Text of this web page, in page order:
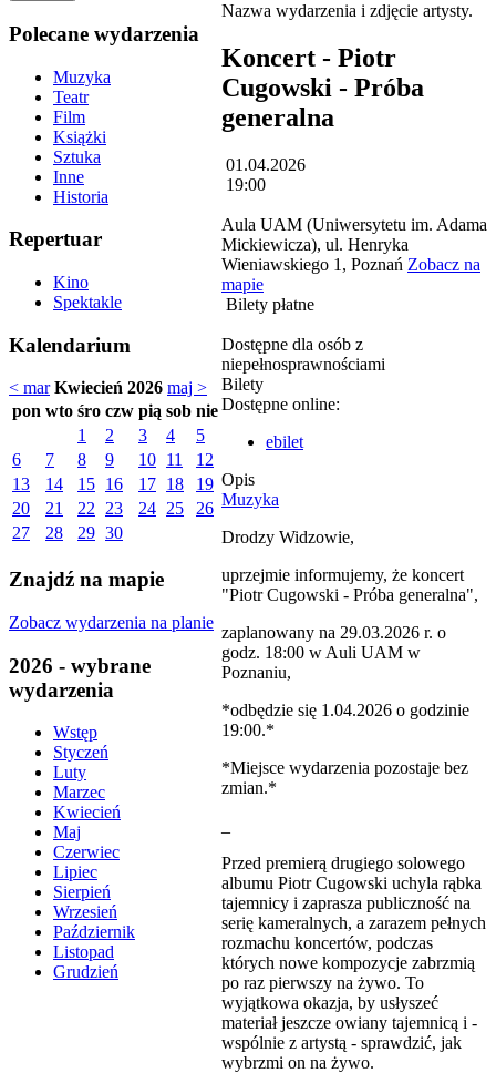
Polecane wydarzenia
Muzyka
Teatr
Film
Książki
Sztuka
Inne
Historia
Repertuar
Kino
Spektakle
Kalendarium
< mar Kwiecień 2026 maj >
pon wto śro czw pią sob nie
1
2 3 4
5
6
7 8 9 10 11
12
13
14 15 16 17 18
19
20
21 22 23 24 25
26
27
28 29 30
Znajdź na mapie
Zobacz wydarzenia na planie
2026 - wybrane
wydarzenia
Wstęp
Styczeń
Luty
Marzec
Kwiecień
Maj
Czerwiec
Lipiec
Sierpień
Wrzesień
Październik
Listopad
Grudzień
Koncert - Piotr
Cugowski - Próba
generalna
01.04.2026
19:00
Aula UAM (Uniwersytetu im. Adama
Mickiewicza), ul. Henryka
Wieniawskiego 1, Poznań Zobacz na
mapie
Bilety płatne
Dostępne dla osób z
niepełnosprawnościami
Bilety
Dostępne online:
ebilet
Opis
Muzyka
Drodzy Widzowie,
uprzejmie informujemy, że koncert
"Piotr Cugowski - Próba generalna",
zaplanowany na 29.03.2026 r. o
godz. 18:00 w Auli UAM w
Poznaniu,
*odbędzie się 1.04.2026 o godzinie
19:00.*
*Miejsce wydarzenia pozostaje bez
zmian.*
Przed premierą drugiego solowego
albumu Piotr Cugowski uchyla rąbka
tajemnicy i zaprasza publiczność na
serię kameralnych, a zarazem pełnych
rozmachu koncertów, podczas
których nowe kompozycje zabrzmią
po raz pierwszy na żywo. To
wyjątkowa okazja, by usłyszeć
materiał jeszcze owiany tajemnicą i -
wspólnie z artystą - sprawdzić, jak
wybrzmi on na żywo.